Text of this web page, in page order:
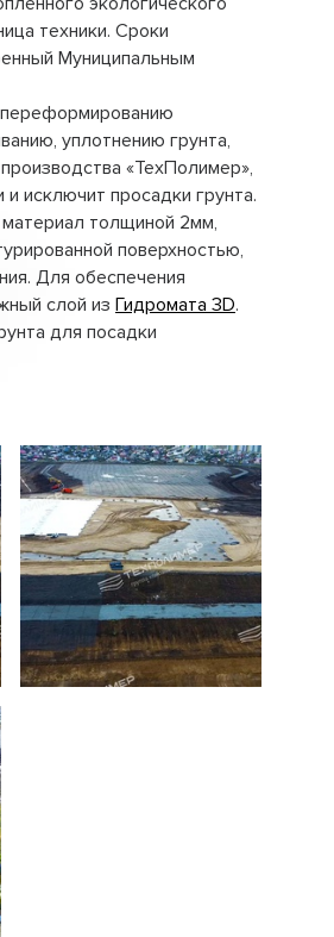
Мобильные дорожные покрытия
ТехноГРАСС
Труба ПЭ ГАЗ
Cover Up
техники. Сроки
Муниципальным
уплотнению грунта,
производства «ТехПолимер»,
исключит просадки грунта.
толщиной 2мм,
поверхностью,
Для обеспечения
слой из Гидромата 3D.
для посадки